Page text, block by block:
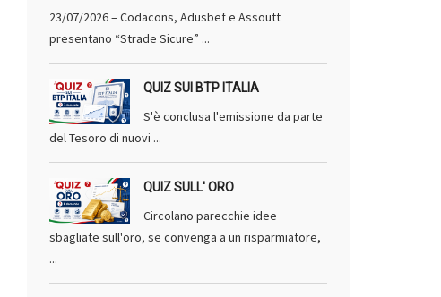
23/07/2026 – Codacons, Adusbef e Assoutt
presentano “Strade Sicure” ...
QUIZ SUI BTP ITALIA
S'è conclusa l'emissione da parte
del Tesoro di nuovi ...
QUIZ SULL' ORO
Circolano parecchie idee
sbagliate sull'oro, se convenga a un risparmiatore,
...